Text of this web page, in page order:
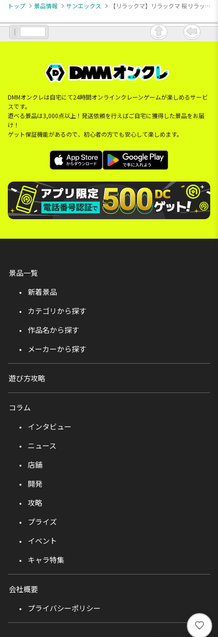
トップ
景品情報 サンエックス 【リラックマ】リラックマ 桜リラックマ ぬいぐるみXL プレミアム
DMMオンクレは自宅にて24時間オンラインクレーンゲームが楽しめるサービ
スです。
遊べる景品は3,000点以上！発送依頼を行えばご自宅に獲得した景品をお届
け！
ゲット保証機能があるので、初心者の方でも安心して楽しめます。
い
景品一覧
新着景品
カテゴリから探す
作品名から探す
メーカーから探す
遊び方攻略
コラム
インタビュー
ニュース
店舗
開発
攻略
プライズ
イベント
キャラ特集
会社概要
プライバシーポリシー